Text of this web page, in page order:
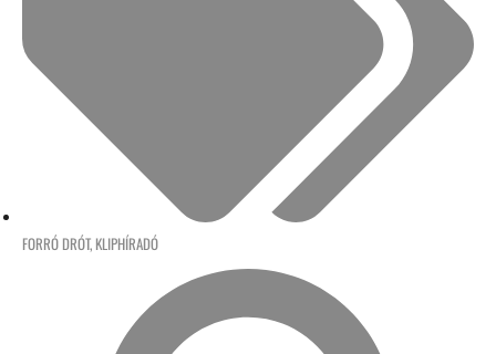
FORRÓ DRÓT, KLIPHÍRADÓ